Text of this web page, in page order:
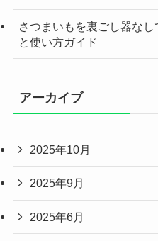
さつまいもを裏ごし器な
と使い方ガイド
アーカイブ
2025年10月
2025年9月
2025年6月